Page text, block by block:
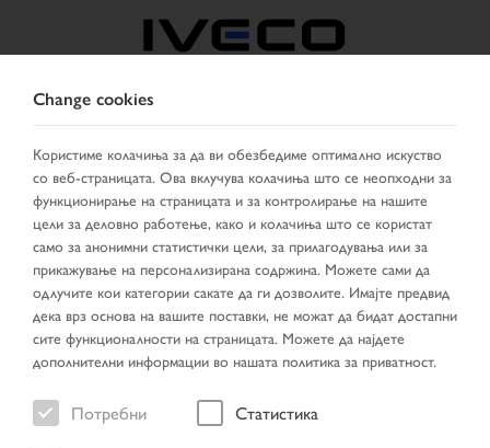
NORTH MACEDONIA
ИЗБЕРИ ДРЖАВА СМЕНИ ЈАЗИК
Toggle
navigation
MENU
резултати од
пребарувањето
Change cookies
Користиме колачиња за да ви обезбедиме оптимално искуство
со веб-страницата. Ова вклучува колачиња што се неопходни за
функционирање на страницата и за контролирање на нашите
цели за деловно работење, како и колачиња што се користат
само за анонимни статистички цели, за прилагодувања или за
прикажување на персонализирана содржина. Можете сами да
одлучите кои категории сакате да ги дозволите. Имајте предвид
дека врз основа на вашите поставки, не можат да бидат достапни
сите функционалности на страницата. Можете да најдете
дополнителни информации во нашата политика за приватност.
Потребни Статистика